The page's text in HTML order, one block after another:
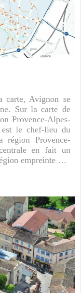
carte, Avignon se
Sur la carte de
Provence-Alpes-
le chef-lieu du
région Provence-
en fait un
empreinte …